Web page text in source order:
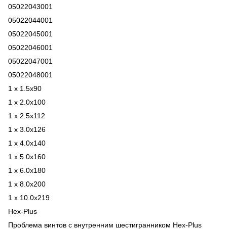
05022043001
05022044001
05022045001
05022046001
05022047001
05022048001
1 x 1.5x90
1 x 2.0x100
1 x 2.5x112
1 x 3.0x126
1 x 4.0x140
1 x 5.0x160
1 x 6.0x180
1 x 8.0x200
1 x 10.0x219
Hex-Plus
Проблема винтов с внутренним шестигранником Hex-Plus